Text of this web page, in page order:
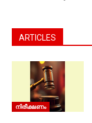
ARTICLES
നിരീക്ഷണം